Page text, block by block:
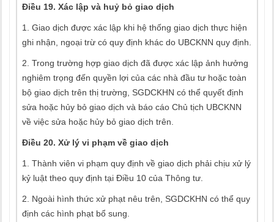
Điều 19. Xác lập và huỷ bỏ giao dịch
1. Giao dịch được xác lập khi hệ thống giao dịch thực hiện
ghi nhận, ngoại trừ có quy định khác do UBCKNN quy định.
2. Trong trường hợp giao dịch đã được xác lập ảnh hưởng
nghiêm trọng đến quyền lợi của các nhà đầu tư hoặc toàn
bộ giao dịch trên thị trường, SGDCKHN có thể quyết định
sửa hoặc hủy bỏ giao dịch và báo cáo Chủ tịch UBCKNN
về việc sửa hoặc hủy bỏ giao dịch trên.
Điều 20. Xử lý vi phạm về giao dịch
1. Thành viên vi phạm quy định về giao dịch phải chịu xử lý
kỷ luật theo quy định tại Điều 10 của Thông tư.
2. Ngoài hình thức xử phạt nêu trên, SGDCKHN có thể quy
định các hình phạt bổ sung.